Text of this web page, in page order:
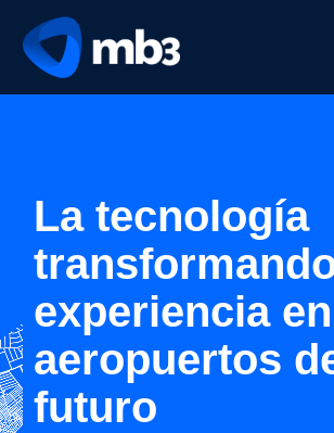
La tecnología
experiencia
aeropuertos
futuro